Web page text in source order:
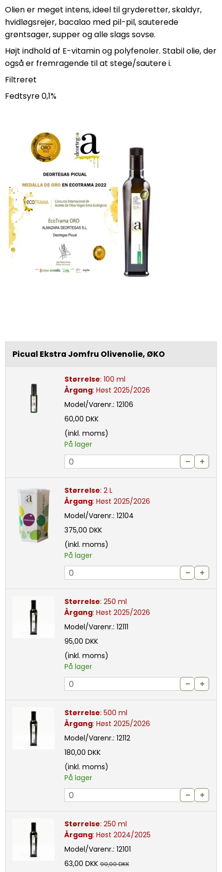
Olien er meget intens, ideel til gryderetter, skaldyr,
hvidløgsrejer, bacalao med pil-pil, sauterede
grøntsager, supper og alle slags sovse.
Højt indhold af E-vitamin og polyfenoler. Stabil olie, der
også er fremragende til at stege/sautere i.
Filtreret
Fedtsyre 0,1%
Picual Ekstra Jomfru Olivenolie, ØKO
Størrelse: 100 ml
Årgang: Høst 2025/2026
Model/Varenr.: 12106
60,00 DKK
(inkl. moms)
På lager
Størrelse: 2 L
Årgang: Høst 2025/2026
Model/Varenr.: 12104
375,00 DKK
(inkl. moms)
På lager
Størrelse: 250 ml
Årgang: Høst 2025/2026
Model/Varenr.: 12111
95,00 DKK
(inkl. moms)
På lager
Størrelse: 500 ml
Årgang: Høst 2025/2026
Model/Varenr.: 12112
180,00 DKK
(inkl. moms)
På lager
Størrelse: 250 ml
Årgang: Høst 2024/2025
Model/Varenr.: 12101
63,00 DKK 90,00 DKK